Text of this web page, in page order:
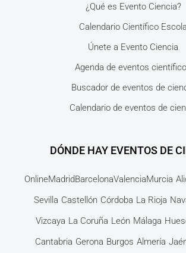
¿Qué es Evento Ciencia?
Calendario Científico
Únete a Evento Ciencia
Agenda de eventos
Buscador de eventos de
Calendario de eventos de
DÓNDE HAY EVENTOS DE
OnlineMadridBarcelonaValenciaMurcia
Sevilla Castellón Córdoba La Rioja
Vizcaya La Coruña León Málaga
Cantabria Gerona Burgos Almería